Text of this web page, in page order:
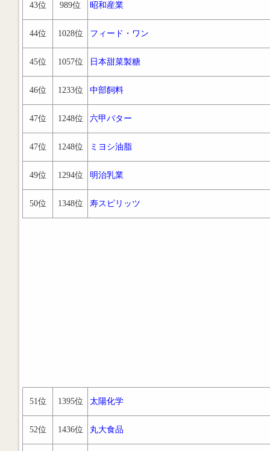
43位 989位 昭和産業
44位 1028位 フィード・ワン
45位 1057位 日本甜菜製糖
46位 1233位 中部飼料
47位 1248位 六甲バター
47位 1248位 ミヨシ油脂
49位 1294位 明治乳業
50位 1348位 寿スピリッツ
51位 1395位 太陽化学
52位 1436位 丸大食品